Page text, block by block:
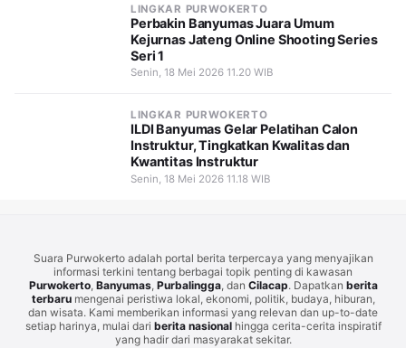
LINGKAR PURWOKERTO
Perbakin Banyumas Juara Umum
Kejurnas Jateng Online Shooting Series
Seri 1
Senin, 18 Mei 2026 11.20 WIB
LINGKAR PURWOKERTO
ILDI Banyumas Gelar Pelatihan Calon
Instruktur, Tingkatkan Kwalitas dan
Kwantitas Instruktur
Senin, 18 Mei 2026 11.18 WIB
Suara Purwokerto adalah portal berita terpercaya yang menyajikan
informasi terkini tentang berbagai topik penting di kawasan
Purwokerto, Banyumas, Purbalingga, dan Cilacap. Dapatkan berita
terbarumengenai peristiwa lokal, ekonomi, politik, budaya, hiburan,
dan wisata. Kami memberikan informasi yang relevan dan up-to-date
setiap harinya, mulai dari berita nasionalhingga cerita-cerita inspiratif
yang hadir dari masyarakat sekitar.